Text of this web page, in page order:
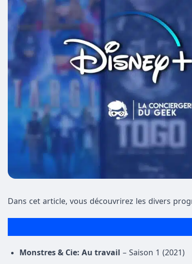
Dans cet article, vous découvrirez les divers
Monstres & Cie: Au travail – Saison 1 (2021)